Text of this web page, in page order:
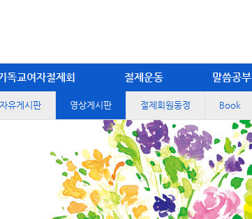
독교여자절제회 절제운동 말씀공부
자유게시판 영상게시판 절제회원동정 Book